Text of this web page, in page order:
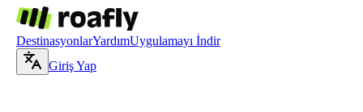
DestinasyonlarYardımUygulamayı İndir
Giriş Yap